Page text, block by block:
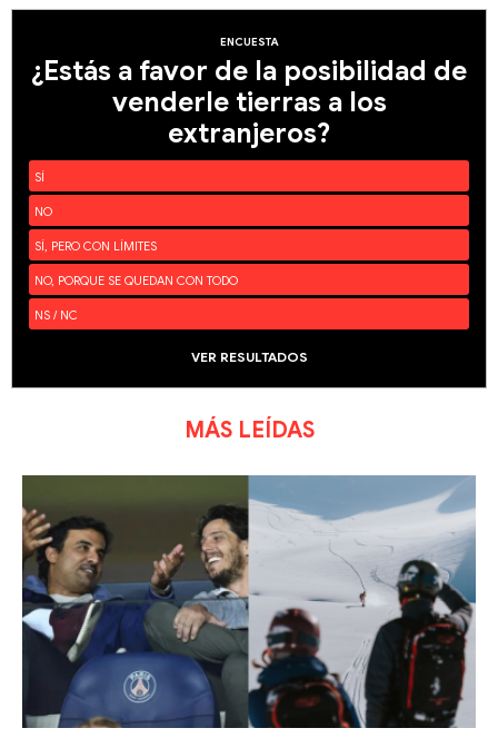
ENCUESTA
¿Estás a favor de la posibilidad de
venderle tierras a los
extranjeros?
SÍ
NO
SÍ, PERO CON LÍMITES
NO, PORQUE SE QUEDAN CON TODO
NS / NC
VER RESULTADOS
MÁS LEÍDAS